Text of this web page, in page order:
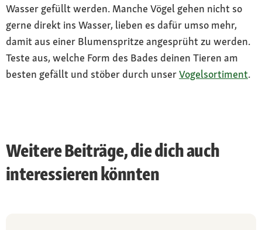
Wasser gefüllt werden. Manche Vögel gehen nicht so
gerne direkt ins Wasser, lieben es dafür umso mehr,
damit aus einer Blumenspritze angesprüht zu werden.
Teste aus, welche Form des Bades deinen Tieren am
besten gefällt und stöber durch unserVogelsortiment.
Weitere Beiträge, die dich auch
interessieren könnten